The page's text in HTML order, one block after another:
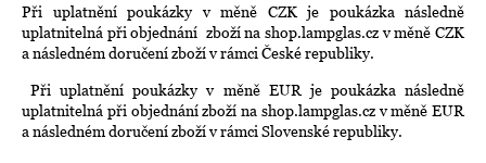
Při uplatnění poukázky v měně CZK je poukázka následně
uplatnitelná při objednání zboží na shop.lampglas.cz v měně CZK
a následném doručení zboží v rámci České republiky.
Při uplatnění poukázky v měně EUR je poukázka následně
uplatnitelná při objednání zboží na shop.lampglas.cz v měně EUR
a následném doručení zboží v rámci Slovenské republiky.